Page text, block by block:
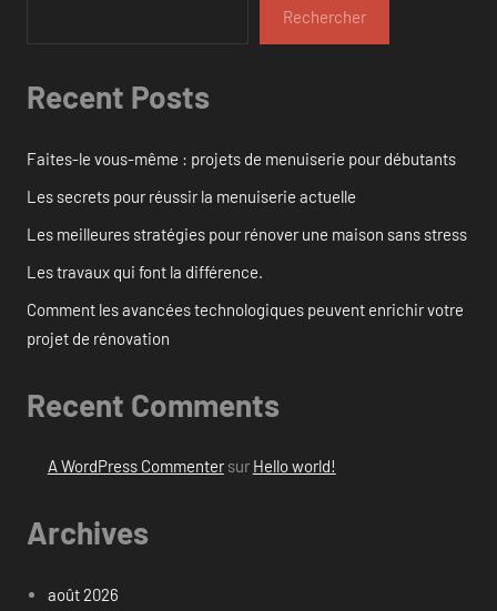
Rechercher
Recent Posts
Faites-le vous-même : projets de menuiserie pour débutants
Les secrets pour réussir la menuiserie actuelle
Les meilleures stratégies pour rénover une maison sans stress
Les travaux qui font la différence.
Comment les avancées technologiques peuvent enrichir votre
projet de rénovation
Recent Comments
A WordPress Commentersur Hello world!
Archives
août 2026